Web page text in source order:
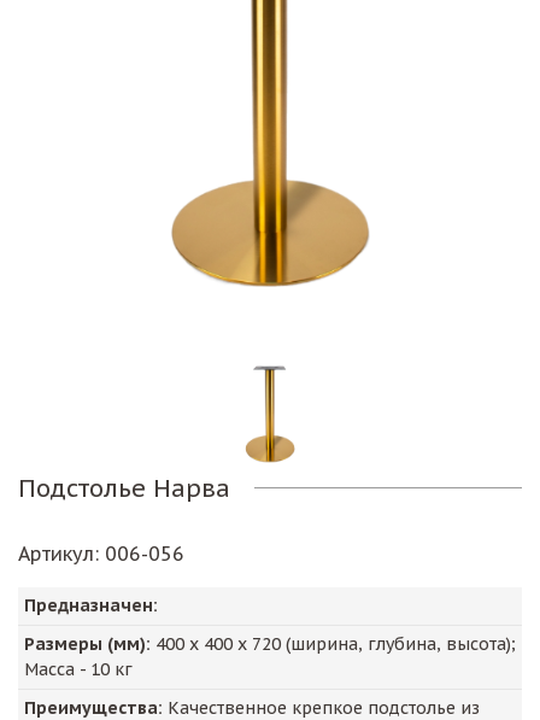
Подстолье Нарва
Артикул: 006-056
Предназначен:
Размеры (мм): 400 х 400 х 720 (ширина, глубина, высота);
Масса - 10 кг
Преимущества: Качественное крепкое подстолье из